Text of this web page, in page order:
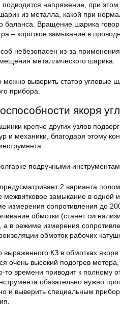
напряжение, при
из металла, какой при
баланса. Вращение шарика
– короткое замыкание в
небезопасен из-за
металлического шарика.
можно выверить статор
прибора.
якоря
крепче других узлов
и механики, благодаря этому
подручными
2 варианта
межвитковое замыкание в одной
измерения сопротивления до
обмотки (станет
а в режиме измерения
обмоток рабочих
выраженного КЗ в обмотках
очень высокий подогрев
то времени приводит к полному
обязательно нужно
но и выверить специальным